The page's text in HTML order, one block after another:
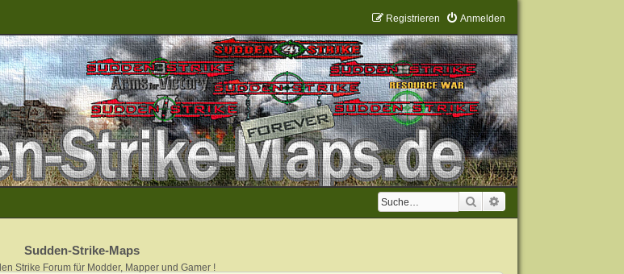
Anmelden
Registrieren
Suche
Sudden-Strike-Maps
Strike Forum für Modder, Mapper und Gamer !